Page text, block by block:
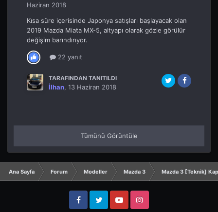
Haziran 2018
Kısa süre içerisinde Japonya satışları başlayacak olan
2019 Mazda Miata MX-5, altyapı olarak gözle görülür
değişim barındırıyor.
22 yanıt
TARAFINDAN TANITILDI
İlhan, 13 Haziran 2018
Tümünü Görüntüle
Ana Sayfa Forum Modeller Mazda 3 Mazda 3 [Teknik]
FacebookTwitter YouTube Instagram